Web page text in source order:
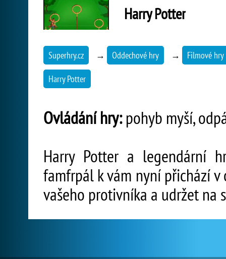
Harry Potter
Superhry.cz → Oddechové hry → Filmové hry
Harry Potter
Ovládání hry:pohyb myší,
Harry Potter a legendární
famfrpál k vám nyní přichází
vašeho protivníka a udržet na